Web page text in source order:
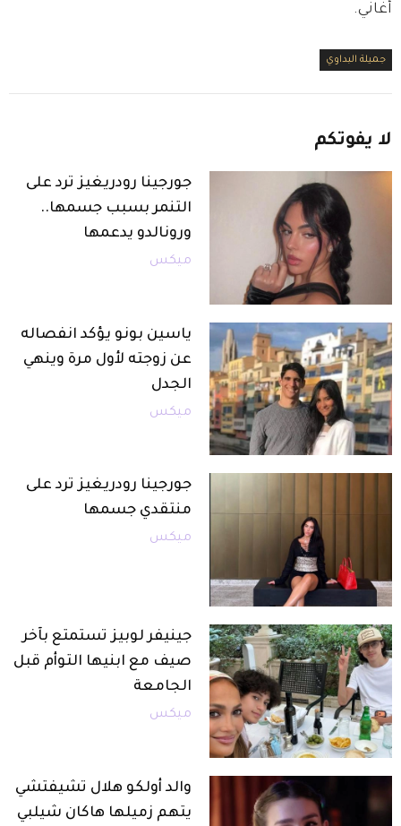
أغاني.
جميلة البداوي
لا يفوتكم
جورجينا رودريغيز ترد على
التنمر بسبب جسمها..
ورونالدو يدعمها
ميكس
ياسين بونو يؤكد انفصاله
عن زوجته لأول مرة وينهي
الجدل
ميكس
جورجينا رودريغيز ترد على
منتقدي جسمها
ميكس
جينيفر لوبيز تستمتع بآخر
صيف مع ابنيها التوأم قبل
الجامعة
ميكس
والد أولكو هلال تشيفتشي
يتهم زميلها هاكان شيلبي